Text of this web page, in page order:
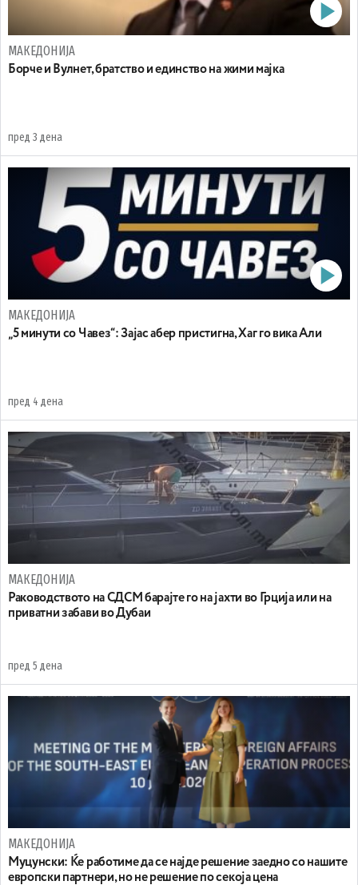
МАКЕДОНИЈА
Борче и Вулнет, братство и единство на жими мајка
пред 3 дена
МАКЕДОНИЈА
„5 минути со Чавез“: Зајас абер пристигна, Хаг го вика Али
пред 4 дена
МАКЕДОНИЈА
Раководството на СДСМ барајте го на јахти во Грција или на
приватни забави во Дубаи
пред 5 дена
МАКЕДОНИЈА
Муцунски: Ќе работиме да се најде решение заедно со нашите
европски партнери, но не решение по секоја цена